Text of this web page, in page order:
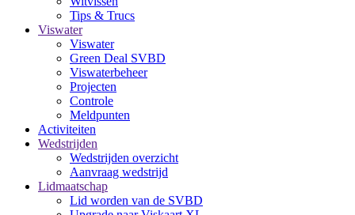
Tips & Trucs
Viswater
Viswater
Green Deal SVBD
Viswaterbeheer
Projecten
Controle
Meldpunten
Activiteiten
Wedstrijden
Wedstrijden overzicht
Aanvraag wedstrijd
Lidmaatschap
Lid worden van de SVBD